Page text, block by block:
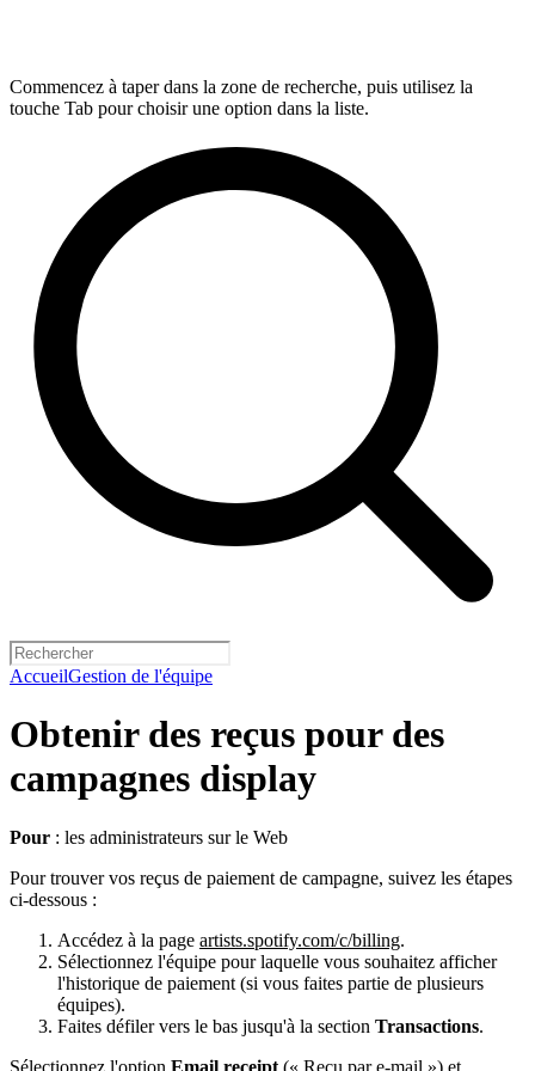
Commencez à taper dans la zone de recherche, puis utilisez la
touche Tab pour choisir une option dans la liste.
AccueilGestion de l'équipe
Obtenir des reçus pour des
campagnes display
Pour : les administrateurs sur le Web
Pour trouver vos reçus de paiement de campagne, suivez les étapes
ci-dessous :
Accédez à la page artists.spotify.com/c/billing.
Sélectionnez l'équipe pour laquelle vous souhaitez afficher
l'historique de paiement (si vous faites partie de plusieurs
équipes).
Faites défiler vers le bas jusqu'à la section Transactions.
Sélectionnez l'option Email receipt (« Reçu par e-mail ») et